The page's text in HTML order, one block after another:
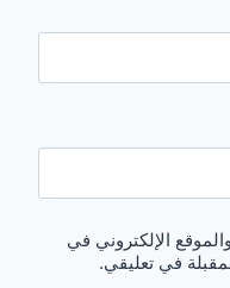
الإلكتروني في
في تعليقي.